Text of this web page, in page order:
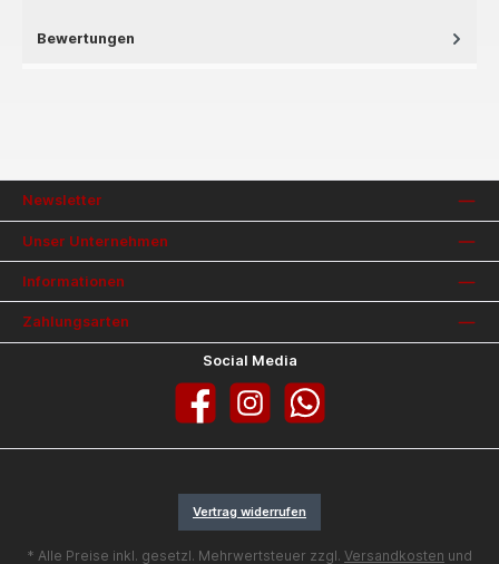
Bewertungen
Newsletter
Unser Unternehmen
Informationen
Zahlungsarten
Social Media
Facebook InstagramWhatsApp
Vertrag widerrufen
* Alle Preise inkl. gesetzl. Mehrwertsteuer zzgl. Versandkosten und